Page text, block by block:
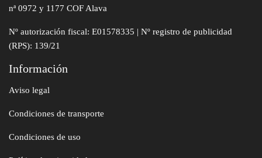
nª 0972 y 1177 COF Alava
Nº autorización fiscal: E01578335 | Nº registro de publicidad
(RPS): 139/21
Información
Aviso legal
Condiciones de transporte
Condiciones de uso